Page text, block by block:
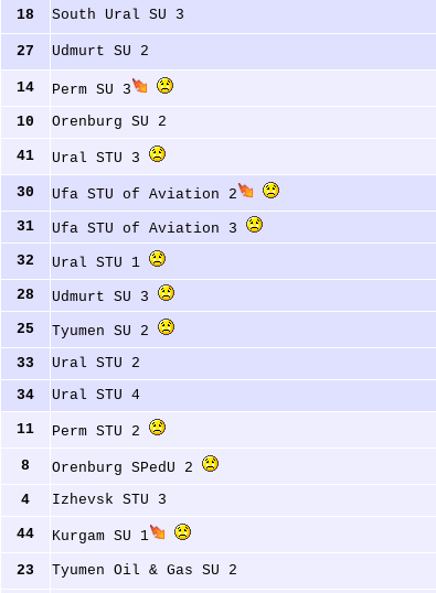
18 South Ural SU 3
27 Udmurt SU 2
14 Perm SU 3
10 Orenburg SU 2
41 Ural STU 3
30 Ufa STU of Aviation 2
31 Ufa STU of Aviation 3
32 Ural STU 1
28 Udmurt SU 3
25 Tyumen SU 2
33 Ural STU 2
34 Ural STU 4
11 Perm STU 2
8 Orenburg SPedU 2
4 Izhevsk STU 3
44 Kurgam SU 1
23 Tyumen Oil & Gas SU 2